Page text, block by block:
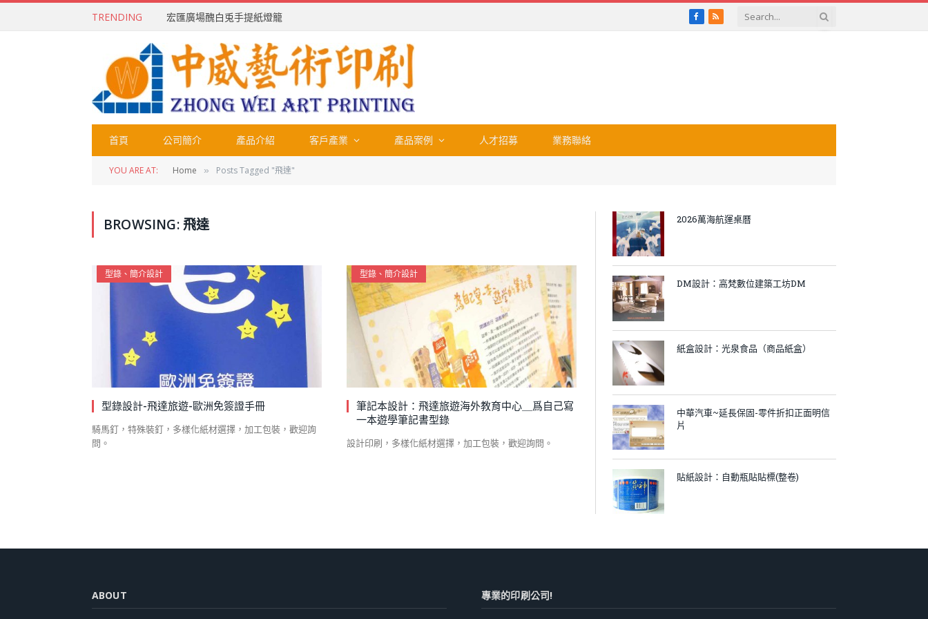
TRENDING 宏匯廣場醜白兎手提紙燈籠 Facebook
RSS
首頁 公司簡介 產品介紹 客戶產業 產品案例 人才招募 業務聯絡
YOU ARE AT: Home » Posts Tagged "飛達"
BROWSING: 飛達
型錄、簡介設計
型錄設計-飛達旅遊-歐洲免簽證手冊
騎馬釘，特殊裝釘，多樣化紙材選擇，加工包裝，歡迎詢
問。
型錄、簡介設計
筆記本設計：飛達旅遊海外教育中心＿爲自己寫
一本遊學筆記書型錄
設計印刷，多樣化紙材選擇，加工包裝，歡迎詢問。
2026萬海航運桌曆
DM設計：高梵數位建築工坊DM
紙盒設計：光泉食品（商品紙盒）
中華汽車~延長保固-零件折扣正面明信
片
貼紙設計：自動瓶貼貼標(整卷)
ABOUT 專業的印刷公司!